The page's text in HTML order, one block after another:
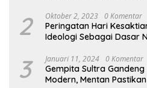
2 Oktober 2, 2023 0 Komentar
Peringatan Hari
Ideologi Sebagai Dasar
3 Januari 11, 2024 0 Komentar
Gempita Sultra
Modern, Mentan